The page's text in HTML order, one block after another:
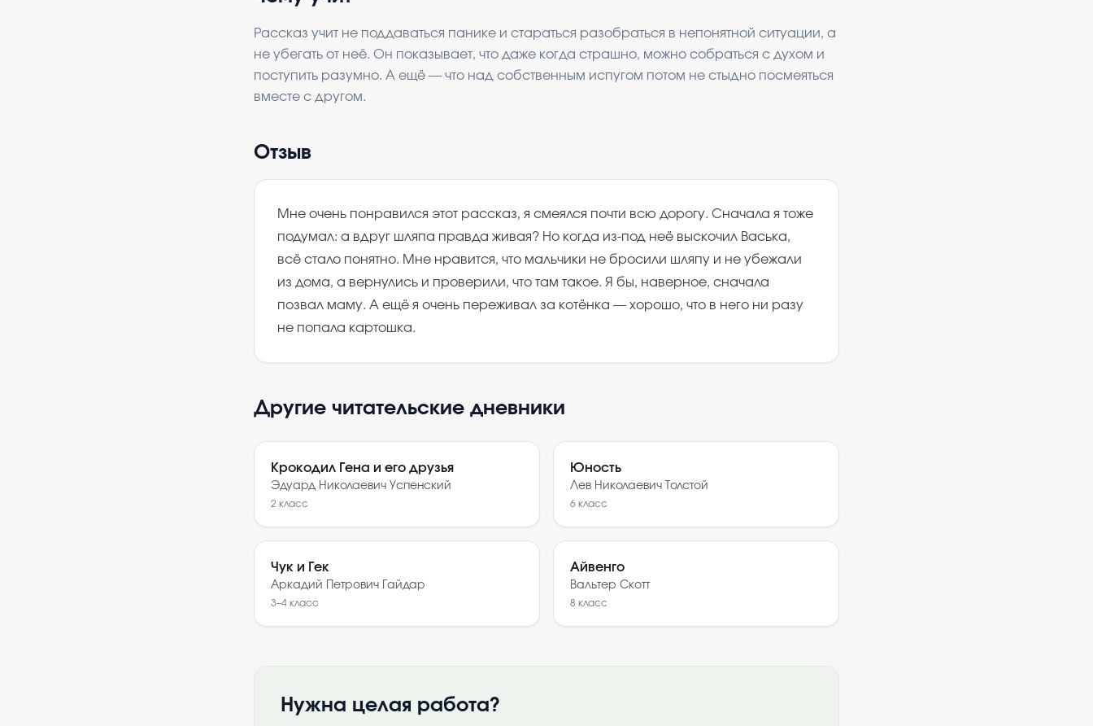
Рассказ учит не поддаваться панике и стараться разобраться в непонятной ситуации, а
не убегать от неё. Он показывает, что даже когда страшно, можно собраться с духом и
поступить разумно. А ещё — что над собственным испугом потом не стыдно посмеяться
вместе с другом.
Отзыв
Мне очень понравился этот рассказ, я смеялся почти всю дорогу. Сначала я тоже
подумал: а вдруг шляпа правда живая? Но когда из-под неё выскочил Васька,
всё стало понятно. Мне нравится, что мальчики не бросили шляпу и не убежали
из дома, а вернулись и проверили, что там такое. Я бы, наверное, сначала
позвал маму. А ещё я очень переживал за котёнка — хорошо, что в него ни разу
не попала картошка.
Другие читательские дневники
Крокодил Гена и его друзья
Эдуард Николаевич Успенский
2 класс
Юность
Лев Николаевич Толстой
6 класс
Чук и Гек
Аркадий Петрович Гайдар
3–4 класс
Айвенго
Вальтер Скотт
8 класс
Нужна целая работа?